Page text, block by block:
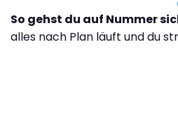
So gehst du auf Nummer
alles nach Plan läuft und du